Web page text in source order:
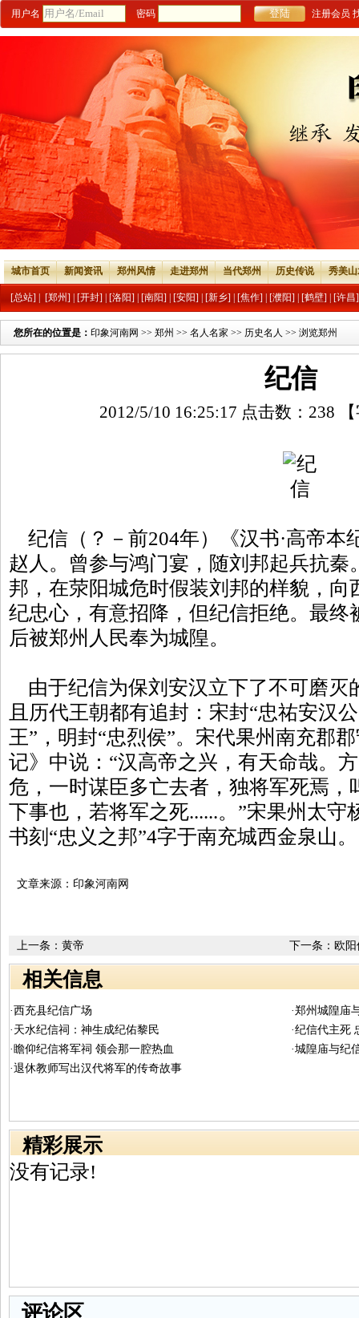
用户名 密码 注册会员
城市首页 新闻资讯 郑州风情 走进郑州 当代郑州 历史传说 秀美
[总站] [郑州] [开封] [洛阳] [南阳] [安阳] [新乡] [焦作] [濮阳] [鹤壁] [许昌]
您所在的位置是： 印象河南网 >> 郑州 >> 名人名家 >> 历史名人 >> 浏览郑州
纪信
2012/5/10 16:25:17 点击数： 238
纪信（？－前204年）《汉书·高帝本
赵人。曾参与鸿门宴，随刘邦起兵抗秦
邦，在荥阳城危时假装刘邦的样貌，向
纪忠心，有意招降，但纪信拒绝。最终
后被郑州人民奉为城隍。
由于纪信为保刘安汉立下了不可磨灭
且历代王朝都有追封：宋封“忠祐安汉
王”，明封“忠烈侯”。宋代果州南充郡
记》中说：“汉高帝之兴，有天命哉。
危，一时谋臣多亡去者，独将军死焉，
下事也，若将军之死......。”宋果州太守
书刻“忠义之邦”4字于南充城西金泉山。
文章来源：印象河南网
下一条： 欧阳
上一条： 黄帝
相关信息
·西充县纪信广场
·郑州城隍庙
·天水纪信祠：神生成纪佑黎民
·纪信代主死
·瞻仰纪信将军祠 领会那一腔热血
·城隍庙与纪
·退休教师写出汉代将军的传奇故事
精彩展示
没有记录!
评论区